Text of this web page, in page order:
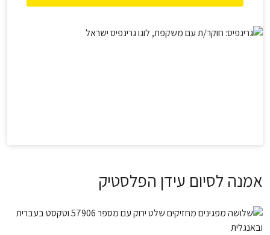
אמנה לסיום עידן הפלסטיק